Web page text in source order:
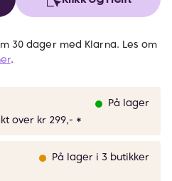
30 dager med Klarna. Les om
.
På lager
over kr 299,- *
På lager i 3 butikker